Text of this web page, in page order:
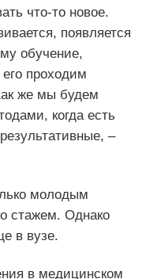
что-то новое.
появляется
обучение,
проходим
же мы будем
когда есть
–
молодым
стажем. Однако
в вузе.
в медицинском